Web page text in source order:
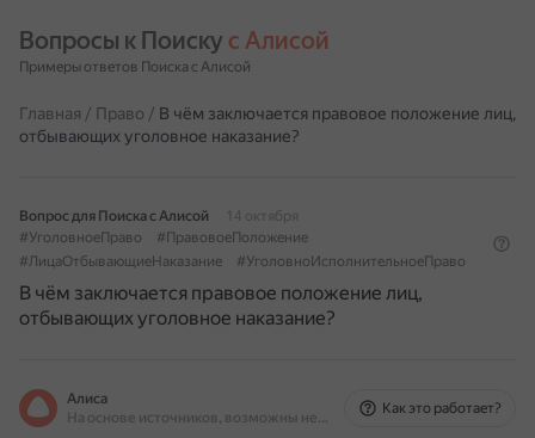
Вопросы к Поиску с Алисой
Примеры ответов Поиска с Алисой
Главная / Право / В чём заключается правовое положение лиц,
отбывающих уголовное наказание?
Вопрос для Поиска с Алисой
14 октября
#УголовноеПраво
#ПравовоеПоложение
#ЛицаОтбывающиеНаказание
#УголовноИсполнительноеПраво
В чём заключается правовое положение лиц,
отбывающих уголовное наказание?
Алиса
На основе источников, возможны неточности
Как это работает?